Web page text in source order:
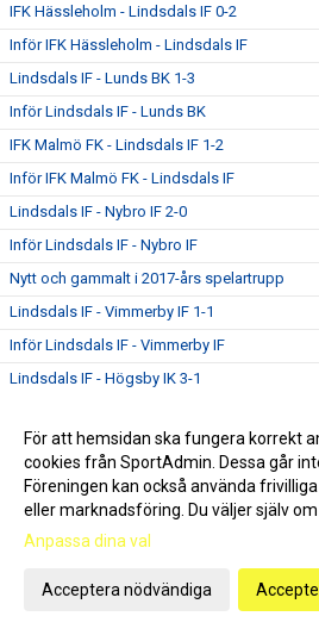
IFK Hässleholm - Lindsdals IF 0-2
Inför IFK Hässleholm - Lindsdals IF
Lindsdals IF - Lunds BK 1-3
Inför Lindsdals IF - Lunds BK
IFK Malmö FK - Lindsdals IF 1-2
Inför IFK Malmö FK - Lindsdals IF
Lindsdals IF - Nybro IF 2-0
Inför Lindsdals IF - Nybro IF
Nytt och gammalt i 2017-års spelartrupp
Lindsdals IF - Vimmerby IF 1-1
Inför Lindsdals IF - Vimmerby IF
Lindsdals IF - Högsby IK 3-1
Lindsdals IF - Fotboll CV Academy 0-1
Ljungby IF - Lindsdals IF 0-1
Inför Ljungby IF - Lindsdals IF
Glömminge IF - Lindsdals IF 3-4
Inför Glömminge IF - Lindsdals IF
För att hemsidan ska fungera korrekt
cookies från SportAdmin. Dessa går
Föreningen kan också använda
eller marknadsföring. Du väljer själv
Anpassa dina val
Acceptera nödvändiga